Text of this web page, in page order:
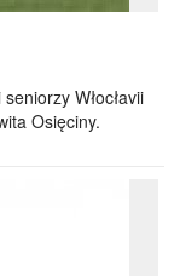
Włocłavii
Osięciny.